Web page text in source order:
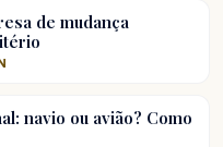
de mudança
navio ou avião? Como